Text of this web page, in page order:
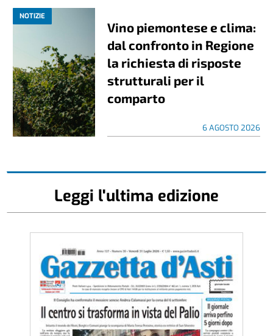
NOTIZIE
Vino piemontese e clima:
dal confronto in Regione
la richiesta di risposte
strutturali per il
comparto
6 AGOSTO 2026
Leggi l'ultima edizione